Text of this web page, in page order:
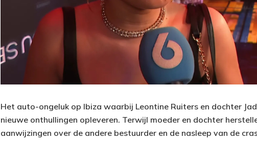
Het auto-ongeluk op Ibiza waarbij Leontine Ruiters en dochter
nieuwe onthullingen opleveren. Terwijl moeder en dochter
aanwijzingen over de andere bestuurder en de nasleep van de